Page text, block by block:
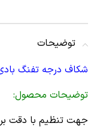
توضیحات
شکاف درجه تفنگ
توضیحات محصول:
جهت تنظیم با دقت